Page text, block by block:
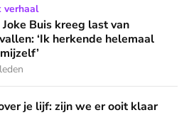
last van angstaanvallen: ‘Ik
verhaal
Buis kreeg last van
‘Ik herkende helemaal
we er ooit klaar mee?
je lijf: zijn we er ooit klaar